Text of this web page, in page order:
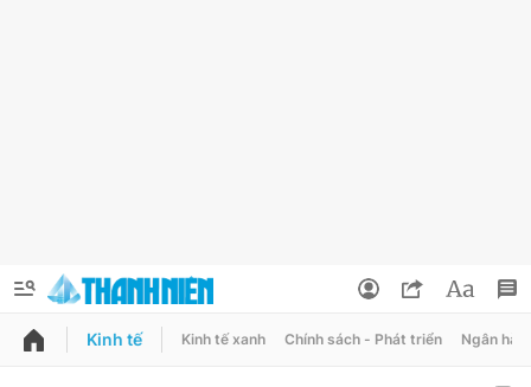
QUẢNG CÁO
Kinh tế Kinh tế xanh Chính sách - Phát triển Ngân